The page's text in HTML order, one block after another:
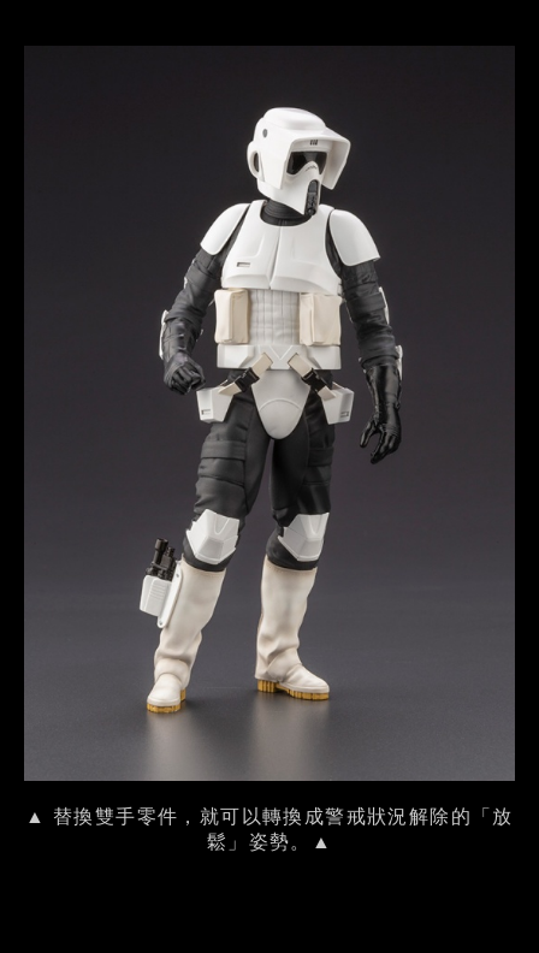
▲ 替換雙手零件，就可以轉換成警戒狀況解除的「放
鬆」姿勢。▲